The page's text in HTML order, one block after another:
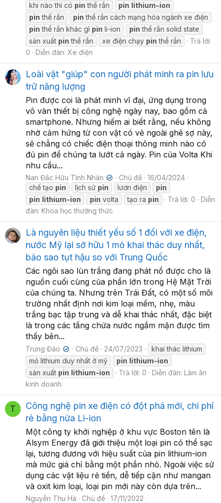
khi nào thì có pin thể rắn pin lithium-ion
pin thể rắn pin thể rắn cách mạng hóa ngành xe điện
pin thể rắn khác gì pin li-ion pin thể rắn solid state
sản xuất pin thể rắn xe điện chạy pin thể rắn
Trả lời:
0
Diễn đàn: Xe điện
Loài vật "giúp" con người phát minh ra pin lưu
trữ năng lượng
Pin được coi là phát minh vĩ đại, ứng dụng trong
vô vàn thiết bị công nghệ ngày nay, bao gồm cả
smartphone. Nhưng hiếm ai biết rằng, nếu không
nhờ cảm hứng từ con vật có vẻ ngoài ghê sợ này,
sẽ chẳng có chiếc điện thoại thông minh nào có
đủ pin để chúng ta lướt cả ngày. Pin của Volta Khi
nhu cầu...
Nan Đắc Hữu Tình Nhân ✔ Chủ đề
16/04/2024
chế tạo pin lịch sử pin lươn điện
pin
pin lithium-ion pin volta tạo ra pin Trả lời: 0
Diễn
đàn: Khoa học thường thức
Là nguyên liệu thiết yếu số 1 đối với xe điện,
nước Mỹ lại sở hữu 1 mỏ khai thác duy nhất,
bảo sao tụt hậu so với Trung Quốc
Các ngôi sao lùn trắng đang phát nổ được cho là
nguồn cuối cùng của phần lớn trong Hệ Mặt Trời
của chúng ta. Nhưng trên Trái Đất, có một số môi
trường nhất định nơi kim loại mềm, nhẹ, màu
trắng bạc tập trung và dễ khai thác nhất, đặc biệt
là trong các tầng chứa nước ngầm mặn được tìm
thấy bên...
Trung Đào ✔ Chủ đề 24/07/2023
khai thác lithium
mỏ lithium duy nhất ở mỹ
pin lithium-ion
sản xuất pin lithium-ion Trả lời: 0 Diễn đàn: Làm ăn
kinh doanh
T
Công nghệ pin xe điện có đột phá mới, chi phí
rẻ bằng nửa Li-ion
Một công ty khởi nghiệp ở khu vực Boston tên là
Alsym Energy đã giới thiệu một loại pin có thể sạc
lại, tương đương với hiệu suất của pin lithium-ion
mà mức giá chỉ bằng một phần nhỏ. Ngoài việc sử
dụng các vật liệu rẻ tiền, dễ tiếp cận như mangan
và oxit kim loại, loại pin mới này còn dựa trên...
Nguyễn Thu Hà Chủ đề
17/11/2022